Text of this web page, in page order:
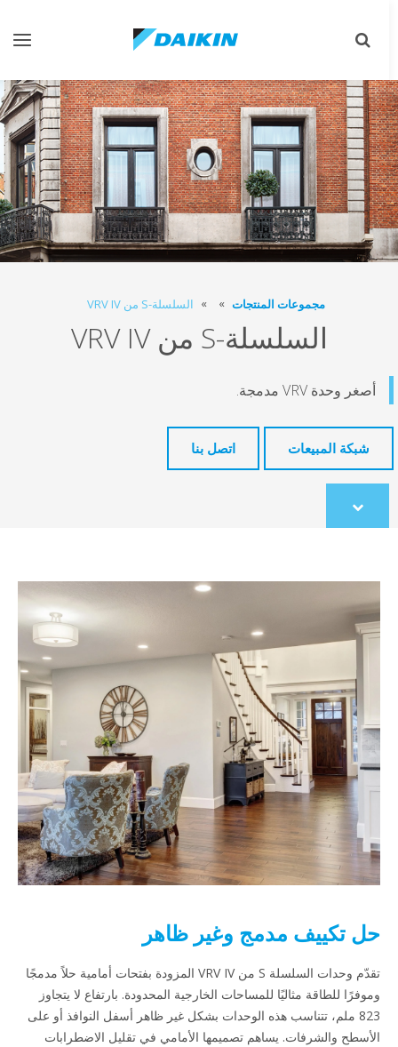
تبديل
تبديل
مجموعات المنتجات السلسلة-S من VRV IV
السلسلة-S من VRV IV
أصغر وحدة VRV مدمجة.
شبكة المبيعات اتصل بنا
Scroll
to
حل تكييف مدمج وغير ظاهر
تقدّم وحدات السلسلة S من VRV IV المزودة بفتحات أمامية حلاً مدمجًا
وموفرًا للطاقة مثاليًا للمساحات الخارجية المحدودة. بارتفاع لا يتجاوز
823 ملم، تتناسب هذه الوحدات بشكل غير ظاهر أسفل النوافذ أو على
الأسطح والشرفات. يساهم تصميمها الأمامي في تقليل الاضطرابات